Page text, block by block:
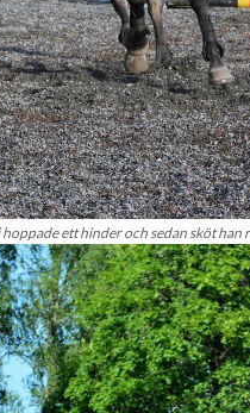
ett hinder och sedan sköt han